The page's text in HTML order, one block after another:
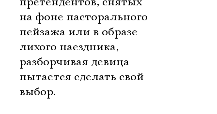
на фоне пасторального
пейзажа или в образе
лихого наездника,
разборчивая девица
пытается сделать свой
выбор.